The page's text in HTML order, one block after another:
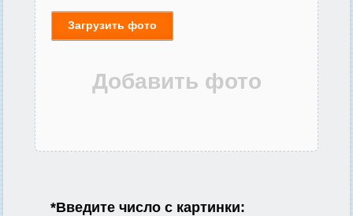
Загрузить фото
*Введите число с картинки: